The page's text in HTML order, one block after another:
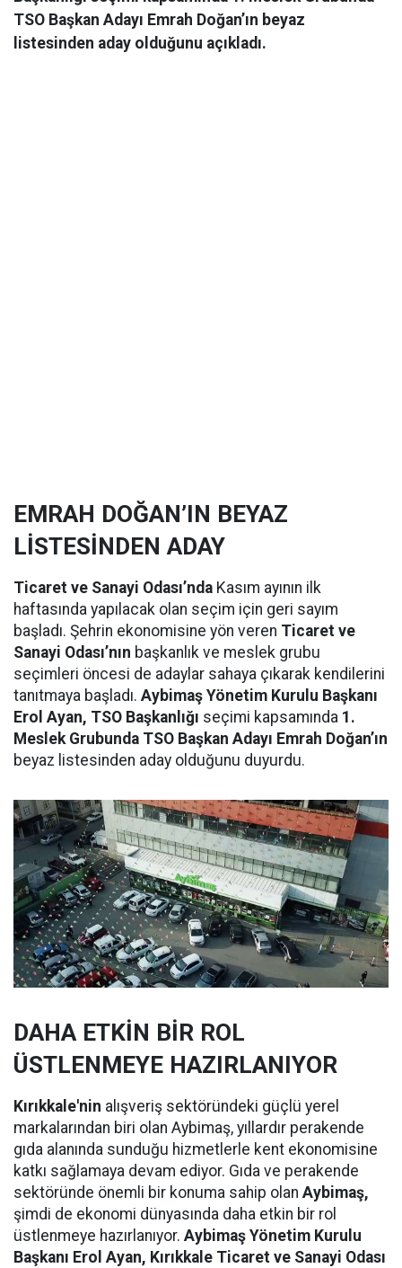
TSO Başkan Adayı Emrah Doğan’ın beyaz
listesinden aday olduğunu açıkladı.
EMRAH DOĞAN’IN BEYAZ
LİSTESİNDEN ADAY
Ticaret ve Sanayi Odası’nda Kasım ayının ilk
haftasında yapılacak olan seçim için geri sayım
başladı. Şehrin ekonomisine yön veren Ticaret ve
Sanayi Odası’nın başkanlık ve meslek grubu
seçimleri öncesi de adaylar sahaya çıkarak kendilerini
tanıtmaya başladı. Aybimaş Yönetim Kurulu Başkanı
Erol Ayan, TSO Başkanlığı seçimi kapsamında 1.
Meslek Grubunda TSO Başkan Adayı Emrah Doğan’ın
beyaz listesinden aday olduğunu duyurdu.
DAHA ETKİN BİR ROL
ÜSTLENMEYE HAZIRLANIYOR
Kırıkkale'nin alışveriş sektöründeki güçlü yerel
markalarından biri olan Aybimaş, yıllardır perakende
gıda alanında sunduğu hizmetlerle kent ekonomisine
katkı sağlamaya devam ediyor. Gıda ve perakende
sektöründe önemli bir konuma sahip olan Aybimaş,
şimdi de ekonomi dünyasında daha etkin bir rol
üstlenmeye hazırlanıyor. Aybimaş Yönetim Kurulu
Başkanı Erol Ayan, Kırıkkale Ticaret ve Sanayi Odası